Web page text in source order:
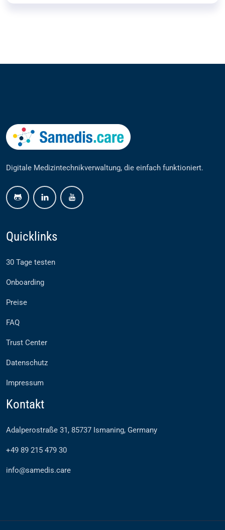
Digitale Medizintechnikverwaltung, die einfach funktioniert.
Quicklinks
30 Tage testen
Onboarding
Preise
FAQ
Trust Center
Datenschutz
Impressum
Kontakt
Adalperostraße 31, 85737 Ismaning, Germany
+49 89 215 479 30
info@samedis.care